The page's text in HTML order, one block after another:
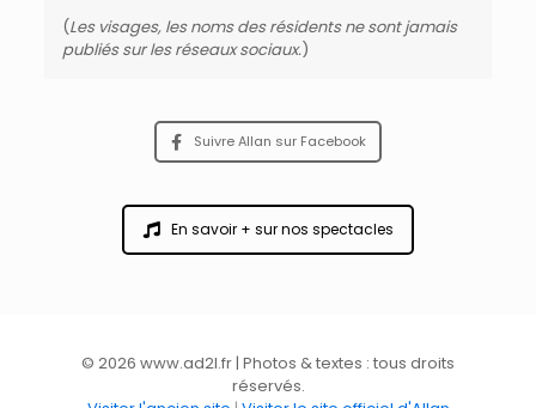
(Les visages, les noms des résidents ne sont jamais
publiés sur les réseaux sociaux.)
Suivre Allan sur Facebook
En savoir + sur nos spectacles
© 2026 www.ad2l.fr | Photos & textes : tous droits
réservés.